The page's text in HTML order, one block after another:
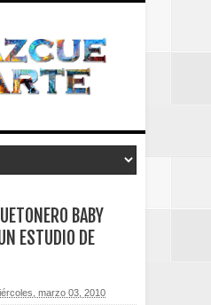
BABY
ESTUDIO DE
marzo 03, 2010